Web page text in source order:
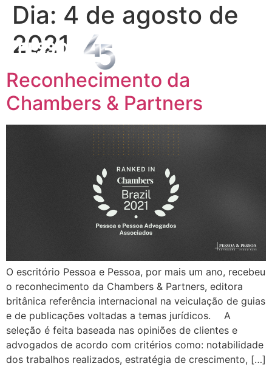
Dia: 4 de agosto de
2021
Reconhecimento da
Chambers & Partners
O escritório Pessoa e Pessoa, por mais um ano, recebeu
o reconhecimento da Chambers & Partners, editora
britânica referência internacional na veiculação de guias
e de publicações voltadas a temas jurídicos. ⠀ A
seleção é feita baseada nas opiniões de clientes e
advogados de acordo com critérios como: notabilidade
dos trabalhos realizados, estratégia de crescimento, […]